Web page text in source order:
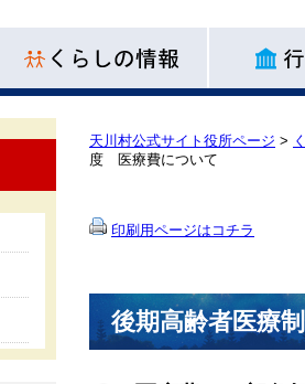
天川村公式サイト役所ページ >
度 医療費について
印刷用ページはコチラ
後期高齢者医療